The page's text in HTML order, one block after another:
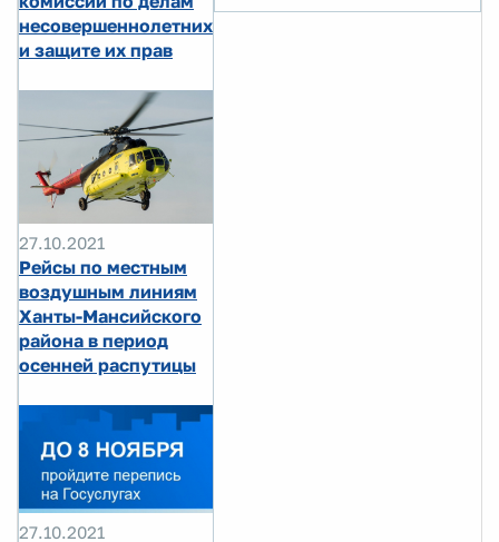
несовершеннолетних
и защите их прав
27.10.2021
Рейсы по местным
воздушным линиям
Ханты-Мансийского
района в период
осенней распутицы
27.10.2021